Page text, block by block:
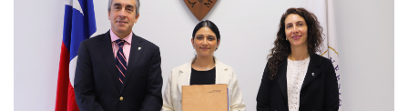
Biblioteca
UGM Online
Language Center